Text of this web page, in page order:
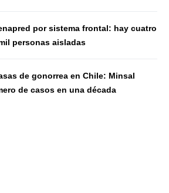
por sistema frontal: hay cuatro
personas aisladas
de gonorrea en Chile: Minsal
de casos en una década